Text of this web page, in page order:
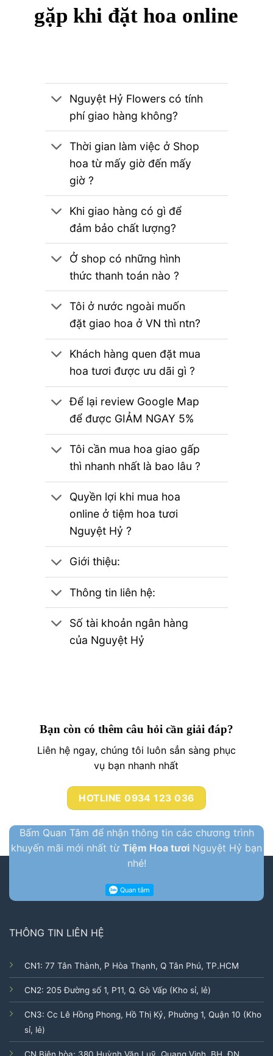
gặp khi đặt hoa online
Nguyệt Hỷ Flowers có tính
phí giao hàng không?
Thời gian làm việc ở Shop
hoa từ mấy giờ đến mấy
giờ ?
Khi giao hàng có gì để
đảm bảo chất lượng?
Ở shop có những hình
thức thanh toán nào ?
Tôi ở nước ngoài muốn
đặt giao hoa ở VN thì ntn?
Khách hàng quen đặt mua
hoa tươi được ưu dãi gì ?
Để lại review Google Map
để được GIẢM NGAY 5%
Tôi cần mua hoa giao gấp
thì nhanh nhất là bao lâu ?
Quyền lợi khi mua hoa
online ở tiệm hoa tươi
Nguyệt Hỷ ?
Giới thiệu:
Thông tin liên hệ:
Số tài khoản ngân hàng
của Nguyệt Hỷ
Bạn còn có thêm câu hỏi cần giải đáp?
Liên hệ ngay, chúng tôi luôn sẳn sàng phục
vụ bạn nhanh nhất
HOTLINE 0934 123 036
Bấm Quan Tâm để nhận thông tin các chương trình
khuyến mãi mới nhất từ Tiệm Hoa tươi Nguyệt Hỷ bạn
nhé!
THÔNG TIN LIÊN HỆ
CN1: 77 Tân Thành, P Hòa Thạnh, Q Tân Phú, TP.HCM
CN2: 205 Đường số 1, P11, Q. Gò Vấp (Kho sỉ, lẻ)
CN3: Cc Lê Hồng Phong, Hồ Thị Kỷ, Phường 1, Quận 10 (Kho
sỉ, lẻ)